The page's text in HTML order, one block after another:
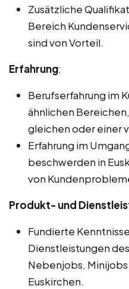
Zusätzliche
Bereich
sind von Vorteil.
Erfahrung:
Berufserfahrung im
ähnlichen
gleichen oder einer
Erfahrung im
beschwerden in
von
Produkt- und
Fundierte
Dienstleistungen
Nebenjobs,
Euskirchen.